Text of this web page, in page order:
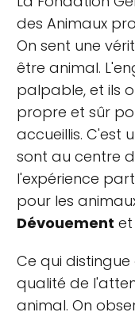
des Animaux
On sent une
être animal.
palpable, et ils
propre et sûr
accueillis. C'est
sont au centre
l'expérience
pour les
Dévouement
Ce qui
qualité de
animal. On